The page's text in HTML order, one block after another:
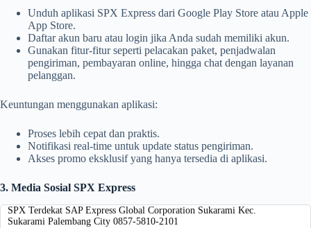
Unduh aplikasi SPX Express dari Google Play Store atau Apple
App Store.
Daftar akun baru atau login jika Anda sudah memiliki akun.
Gunakan fitur-fitur seperti pelacakan paket, penjadwalan
pengiriman, pembayaran online, hingga chat dengan layanan
pelanggan.
Keuntungan menggunakan aplikasi:
Proses lebih cepat dan praktis.
Notifikasi real-time untuk update status pengiriman.
Akses promo eksklusif yang hanya tersedia di aplikasi.
3. Media Sosial SPX Express
SPX Terdekat SAP Express Global Corporation Sukarami Kec.
Sukarami Palembang City 0857-5810-2101